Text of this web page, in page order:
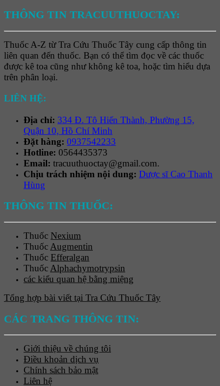
THÔNG TIN TRACUUTHUOCTAY:
Thuốc A-Z từ Tra Cứu Thuốc Tây cung cấp thông tin
liên quan đến thuốc. Bạn có thể tìm đọc về các thuốc
được kê toa cũng như không kê toa, hoặc tìm hiểu dựa
trên phân loại.
LIÊN HỆ:
Địa chỉ: 334 Đ. Tô Hiến Thành, Phường 15,
Quận 10, Hồ Chí Minh
Đặt hàng: 0937542233
Hotline: 0564435373
Email: tracuuthuoctay@gmail.com.
Chịu trách nhiệm nội dung: Dược sĩ Cao Thanh
Hùng
THÔNG TIN THUỐC:
Thuốc Nexium
Thuốc Augmentin
Thuốc Efferalgan
Thuốc Alphachymotrypsin
các kiểu quan hệ bằng miệng
Tổng hợp bài viết tại Tra Cứu Thuốc Tây
CÁC TRANG THÔNG TIN:
Giới thiệu về chúng tôi
Điều khoản dịch vụ
Chính sách bảo mật
Liên hệ